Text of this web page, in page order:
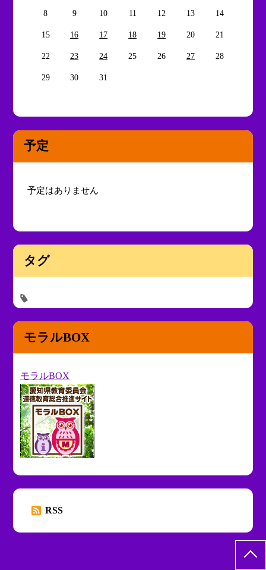
8 9 10 11 12 13 14
15 16 17 18 19 20 21
22 23 24 25 26 27 28
29 30 31
予定
予定はありません
タグ
モラルBOX
モラルBOX
RSS